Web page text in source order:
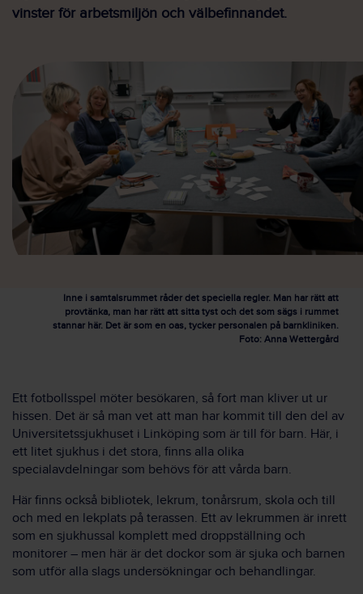
vinster för arbetsmiljön och välbefinnandet.
Inne i samtalsrummet råder det speciella regler. Man har rätt att
provtänka, man har rätt att sitta tyst och det som sägs i rummet
stannar här. Det är som en oas, tycker personalen på barnkliniken.
Foto: Anna Wettergård
Ett fotbollsspel möter besökaren, så fort man kliver ut ur
hissen. Det är så man vet att man har kommit till den del av
Universitetssjukhuset i Linköping som är till för barn. Här, i
ett litet sjukhus i det stora, finns alla olika
specialavdelningar som behövs för att vårda barn.
Här finns också bibliotek, lekrum, tonårsrum, skola och till
och med en lekplats på terassen. Ett av lekrummen är inrett
som en sjukhussal komplett med droppställning och
monitorer ­– men här är det dockor som är sjuka och barnen
som utför alla slags undersökningar och behandlingar.